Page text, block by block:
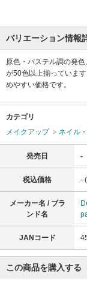
バリエーション情報
原色・パステル調の発色
が50色以上揃っていま
めやすい価格です。
カテゴリ
メイクアップ
ネイル
発売日 -
税込価格 -
メーカー名 / ブラ
ンド名
JANコード
この商品を購入する